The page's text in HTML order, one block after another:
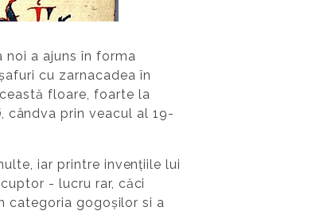
noi a ajuns în forma
cu zarnacadea în
floare, foarte la
, cândva prin veacul al 19-
iar printre invențiile lui
- lucru rar, căci
categoria gogoșilor si a